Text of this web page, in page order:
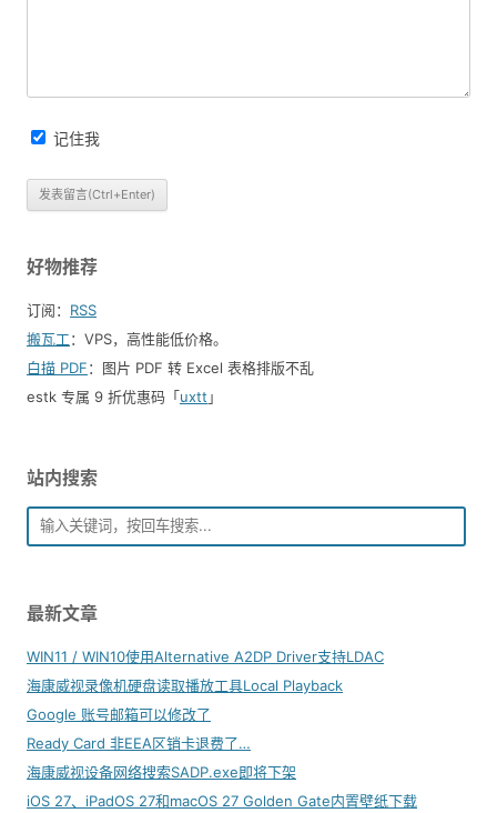
记住我
好物推荐
订阅： RSS
搬瓦工：VPS，高性能低价格。️
白描 PDF：图片 PDF 转 Excel 表格排版不乱
estk 专属 9 折优惠码「uxtt 」
站内搜索
最新文章
WIN11 / WIN10使用Alternative A2DP Driver支持LDAC
海康威视录像机硬盘读取播放工具Local Playback
Google 账号邮箱可以修改了
Ready Card 非EEA区销卡退费了…
海康威视设备网络搜索SADP.exe即将下架
iOS 27、iPadOS 27和macOS 27 Golden Gate内置壁纸下载